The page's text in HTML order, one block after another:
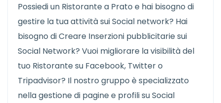
Possiedi un Ristorante a Prato e hai bisogno di
gestire la tua attività sui Social network? Hai
bisogno di Creare Inserzioni pubblicitarie sui
Social Network? Vuoi migliorare la visibilità del
tuo Ristorante su Facebook, Twitter o
Tripadvisor? Il nostro gruppo è specializzato
nella gestione di pagine e profili su Social